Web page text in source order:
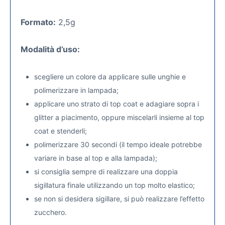
Formato: 2,5g
Modalità d’uso:
scegliere un colore da applicare sulle unghie e
polimerizzare in lampada;
applicare uno strato di top coat e adagiare sopra i
glitter a piacimento, oppure miscelarli insieme al top
coat e stenderli;
polimerizzare 30 secondi (il tempo ideale potrebbe
variare in base al top e alla lampada);
si consiglia sempre di realizzare una doppia
sigillatura finale utilizzando un top molto elastico;
se non si desidera sigillare, si può realizzare l’effetto
zucchero.